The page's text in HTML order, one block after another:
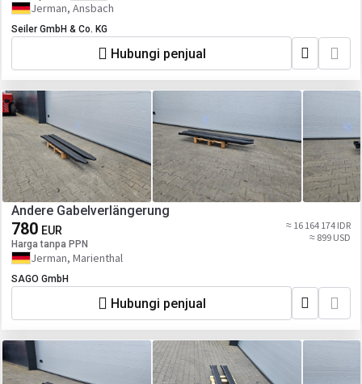
Jerman, Ansbach
Seiler GmbH & Co. KG
Hubungi penjual
Andere Gabelverlängerung
780 EUR
Harga tanpa PPN
≈ 16 164 174 IDR
≈ 899 USD
Jerman, Marienthal
SAGO GmbH
Hubungi penjual